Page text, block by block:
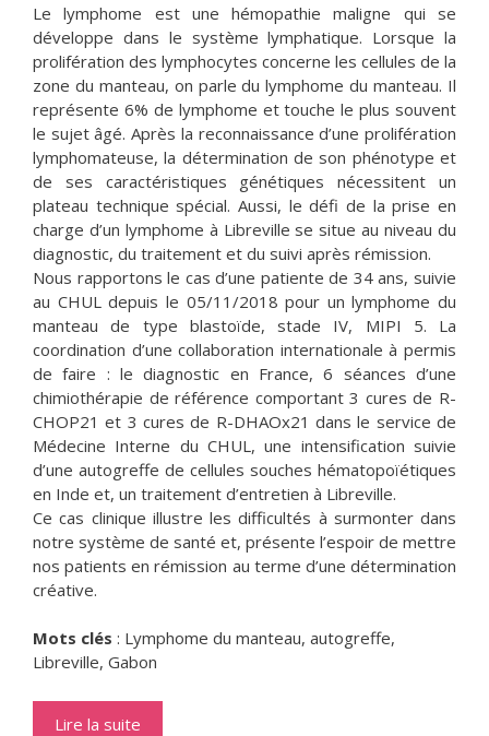
Le lymphome est une hémopathie maligne qui se
développe dans le système lymphatique. Lorsque la
prolifération des lymphocytes concerne les cellules de la
zone du manteau, on parle du lymphome du manteau. Il
représente 6% de lymphome et touche le plus souvent
le sujet âgé. Après la reconnaissance d’une prolifération
lymphomateuse, la détermination de son phénotype et
de ses caractéristiques génétiques nécessitent un
plateau technique spécial. Aussi, le défi de la prise en
charge d’un lymphome à Libreville se situe au niveau du
diagnostic, du traitement et du suivi après rémission.
Nous rapportons le cas d’une patiente de 34 ans, suivie
au CHUL depuis le 05/11/2018 pour un lymphome du
manteau de type blastoïde, stade IV, MIPI 5. La
coordination d’une collaboration internationale à permis
de faire : le diagnostic en France, 6 séances d’une
chimiothérapie de référence comportant 3 cures de R-
CHOP21 et 3 cures de R-DHAOx21 dans le service de
Médecine Interne du CHUL, une intensification suivie
d’une autogreffe de cellules souches hématopoïétiques
en Inde et, un traitement d’entretien à Libreville.
Ce cas clinique illustre les difficultés à surmonter dans
notre système de santé et, présente l’espoir de mettre
nos patients en rémission au terme d’une détermination
créative.
Mots clés : Lymphome du manteau, autogreffe,
Libreville, Gabon
Lire la suite